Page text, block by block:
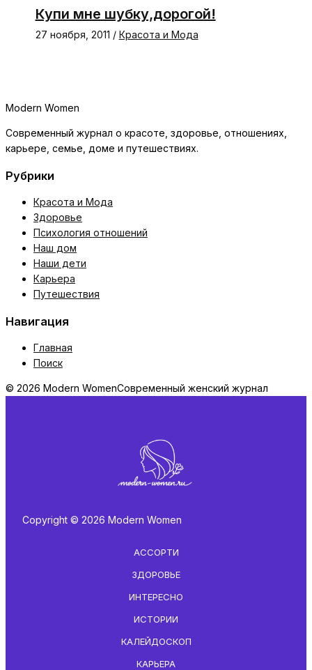
Купи мне шубку,дорогой!
27 ноября, 2011 / Красота и Мода
Modern Women
Современный журнал о красоте, здоровье, отношениях,
карьере, семье, доме и путешествиях.
Рубрики
Красота и Мода
Здоровье
Психология отношений
Наш дом
Наши дети
Карьера
Путешествия
Навигация
Главная
Поиск
© 2026 Modern WomenСовременный женский журнал
Copyright © 2026 Modern Women
АССОРТИ
ЗДОРОВЬЕ
ИНТЕРЕСНО
ИСТОРИИ
КАЛЕЙДОСКОП
КАРЬЕРА